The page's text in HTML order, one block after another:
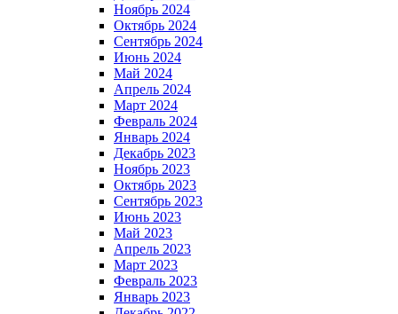
Ноябрь 2024
Октябрь 2024
Сентябрь 2024
Июнь 2024
Май 2024
Апрель 2024
Март 2024
Февраль 2024
Январь 2024
Декабрь 2023
Ноябрь 2023
Октябрь 2023
Сентябрь 2023
Июнь 2023
Май 2023
Апрель 2023
Март 2023
Февраль 2023
Январь 2023